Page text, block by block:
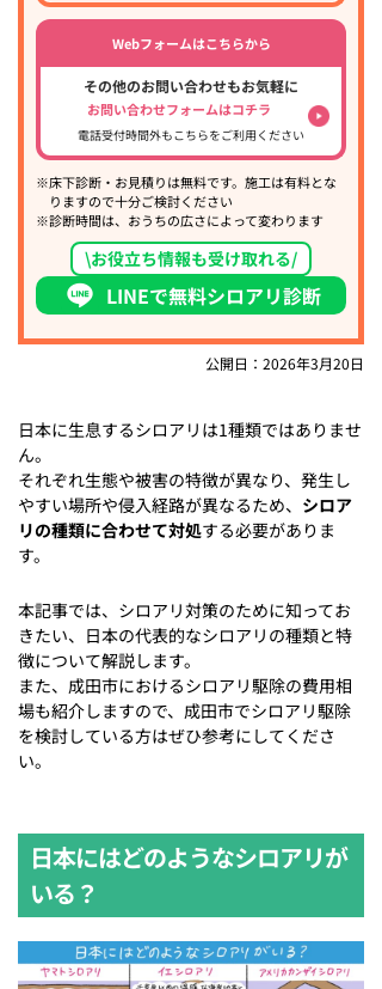
Webフォームはこちらから
その他のお問い合わせもお気軽に
お問い合わせフォームはコチラ
電話受付時間外もこちらをご利用ください
※床下診断・お見積りは無料です。施工は有料とな
りますので十分ご検討ください
※診断時間は、おうちの広さによって変わります
\お役立ち情報も受け取れる/
LINEで無料シロアリ診断
公開日：2026年3月20日
日本に生息するシロアリは1種類ではありませ
ん。
それぞれ生態や被害の特徴が異なり、発生し
やすい場所や侵入経路が異なるため、 シロア
リの種類に合わせて対処する必要がありま
す。
本記事では、シロアリ対策のために知ってお
きたい、日本の代表的なシロアリの種類と特
徴について解説します。
また、成田市におけるシロアリ駆除の費用相
場も紹介しますので、成田市でシロアリ駆除
を検討している方はぜひ参考にしてくださ
い。
日本にはどのようなシロアリが
いる？